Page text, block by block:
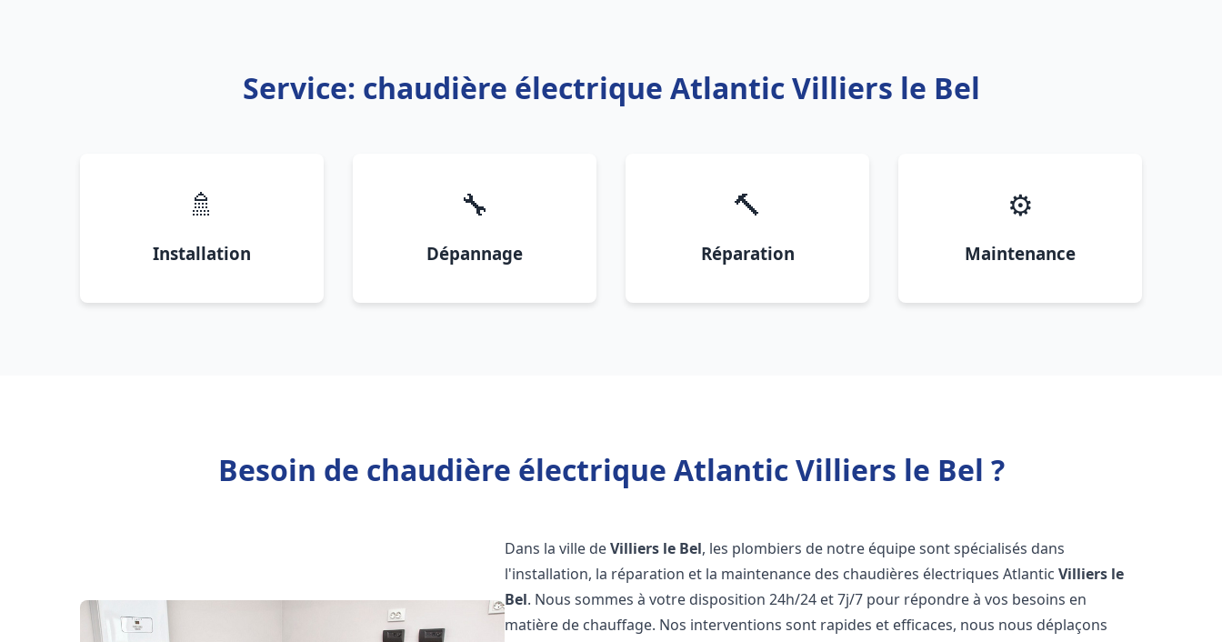
Service: chaudière électrique Atlantic Villiers le Bel
🚿
Installation
🔧
Dépannage
🔨
Réparation
⚙️
Maintenance
Besoin de chaudière électrique Atlantic Villiers le Bel ?
Dans la ville deVilliers le Bel, les plombiers de notre équipe sont spécialisés dans
l'installation, la réparation et la maintenance des chaudières électriques AtlanticVilliers le
Bel. Nous sommes à votre disposition 24h/24 et 7j/7 pour répondre à vos besoins en
matière de chauffage. Nos interventions sont rapides et efficaces, nous nous déplaçons